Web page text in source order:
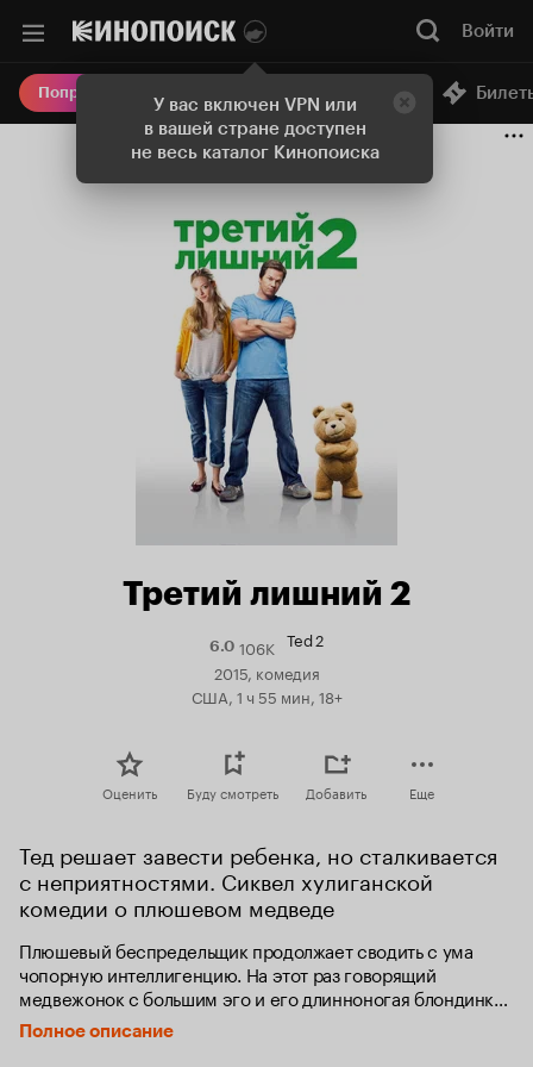
У вас включен VPN или
в вашей стране доступен
не весь каталог Кинопоиска
Войти
Попробовать Плюс Онлайн-кинотеатр
Третий лишний 2
6.0Рейтинг
Кинопоиска
106K Ted 2
2015, комедия
США, 1 ч 55 мин, 18+
Оценить Буду смотреть Добавить Еще
Тед решает завести ребенка, но сталкивается
с неприятностями. Сиквел хулиганской
комедии о плюшевом медведе
Плюшевый беспредельщик продолжает сводить с ума
чопорную интеллигенцию. На этот раз говорящий
медвежонок с большим эго и его длинноногая блондинка
решили завести ребёнка. Там, где не постаралась
природа, на помощь приходят звёздные доноры,
Полное описание